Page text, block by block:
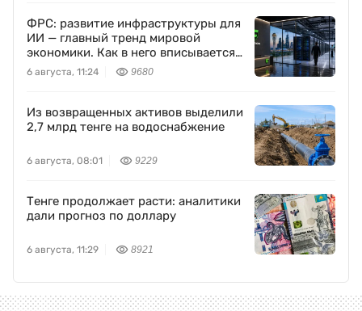
ФРС: развитие инфраструктуры для
ИИ — главный тренд мировой
экономики. Как в него вписывается
Freedom Holding Corp.
6 августа, 11:24 9680
Из возвращенных активов выделили
2,7 млрд тенге на водоснабжение
6 августа, 08:01 9229
Тенге продолжает расти: аналитики
дали прогноз по доллару
6 августа, 11:29 8921